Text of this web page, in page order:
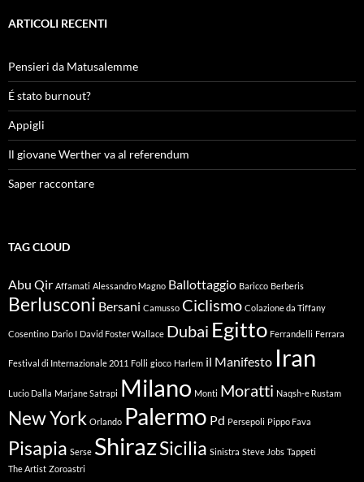
ARTICOLI RECENTI
Pensieri da Matusalemme
É stato burnout?
Appigli
Il giovane Werther va al referendum
Saper raccontare
TAG CLOUD
Abu Qir Affamati Alessandro Magno Ballottaggio Baricco Berberis
Berlusconi Bersani Camusso Ciclismo Colazione da Tiffany
Cosentino Dario I David Foster Wallace Dubai Egitto Ferrandelli Ferrara
Festival di Internazionale 2011 Folli gioco Harlem il Manifesto Iran
Lucio Dalla Marjane Satrapi Milano Monti Moratti Naqsh-e Rustam
New York Orlando Palermo Pd Persepoli Pippo Fava
Pisapia Serse ShirazSicilia Sinistra Steve Jobs Tappeti
The Artist Zoroastri